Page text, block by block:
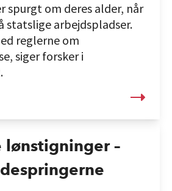
spurgt om deres alder, når
statslige arbejdspladser.
reglerne om
siger forsker i
lønstigninger –